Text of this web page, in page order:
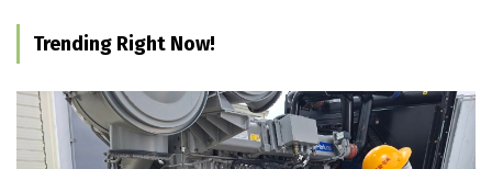
Trending Right Now!